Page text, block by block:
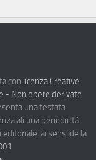
con licenza Creative
- Non opere derivate
una testata
alcuna periodicità.
ai sensi della